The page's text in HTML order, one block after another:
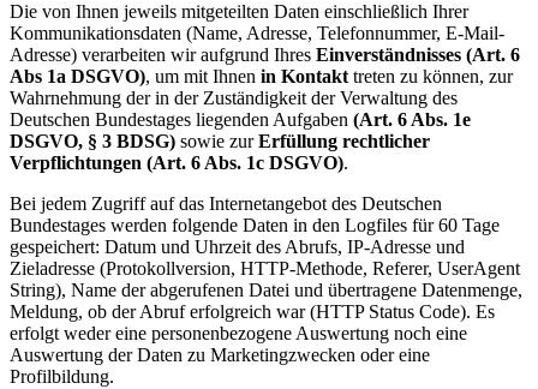
Die von Ihnen jeweils mitgeteilten Daten einschließlich Ihrer
Kommunikationsdaten (Name, Adresse, Telefonnummer, E-Mail-
Adresse) verarbeiten wir aufgrund Ihres Einverständnisses (Art. 6
Abs 1a DSGVO), um mit Ihnen in Kontakttreten zu können, zur
Wahrnehmung der in der Zuständigkeit der Verwaltung des
Deutschen Bundestages liegenden Aufgaben (Art. 6 Abs. 1e
DSGVO, § 3 BDSG) sowie zurErfüllung rechtlicher
Verpflichtungen (Art. 6 Abs. 1c DSGVO).
Bei jedem Zugriff auf das Internetangebot des Deutschen
Bundestages werden folgende Daten in den Logfiles für 60 Tage
gespeichert: Datum und Uhrzeit des Abrufs, IP-Adresse und
Zieladresse (Protokollversion, HTTP-Methode, Referer, UserAgent
String), Name der abgerufenen Datei und übertragene Datenmenge,
Meldung, ob der Abruf erfolgreich war (HTTP Status Code). Es
erfolgt weder eine personenbezogene Auswertung noch eine
Auswertung der Daten zu Marketingzwecken oder eine
Profilbildung.